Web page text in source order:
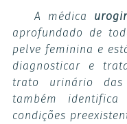
A médica
aprofundado de
pelve feminina e
diagnosticar e
trato urinário das
também identifica
condições